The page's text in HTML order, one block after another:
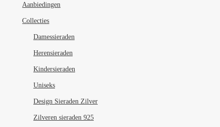
Aanbiedingen
Collecties
Damessieraden
Herensieraden
Kindersieraden
Uniseks
Design Sieraden Zilver
Zilveren sieraden 925